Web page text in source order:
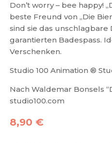
Don’t worry – bee happy!
beste Freund von „Die
sind sie das unschlagbare
garantierten Badespass.
Verschenken.
Studio 100 Animation ®
Nach Waldemar Bonsels
studio100.com
8,90 €